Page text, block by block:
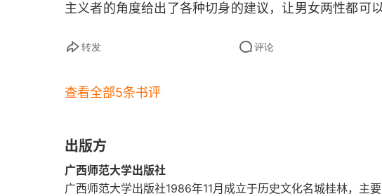
32. 离婚之后，我想谈恋爱
第五章 和人相处真难
33. 该怎么应对比我年纪小的讨人厌领导
35. 和残障同事之间的关系
36. 我从没吵过架
的固有认知，从而重新认识愤怒以及其背后的力量。《
隐藏着巨大的力量，在《去他的父权制》以及《我，厌
有女性气质的人的而不会去做出其他的选择。这就像《
发展，反倒鼓励像她一样特立独行一些。女性的愤怒或
但这往往可以成为改变的开始，从而让现实朝着理想的
主义者的角度给出了各种切身的建议，让男女两性都可
转发 评论
查看全部5条书评
出版方
广西师范大学出版社
广西师范大学出版社1986年11月成立于历史文化名城桂林，主